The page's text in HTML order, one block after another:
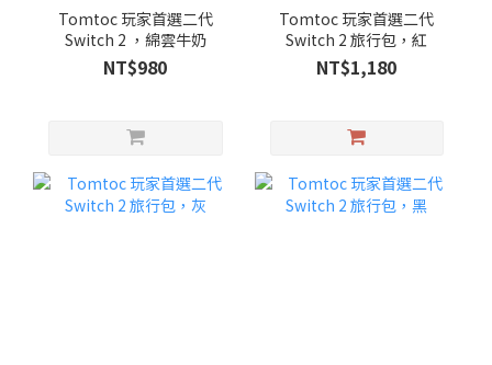
Tomtoc 玩家首選二代
Switch 2 ，綿雲牛奶
NT$980
Tomtoc 玩家首選二代
Switch 2 旅行包，紅
NT$1,180